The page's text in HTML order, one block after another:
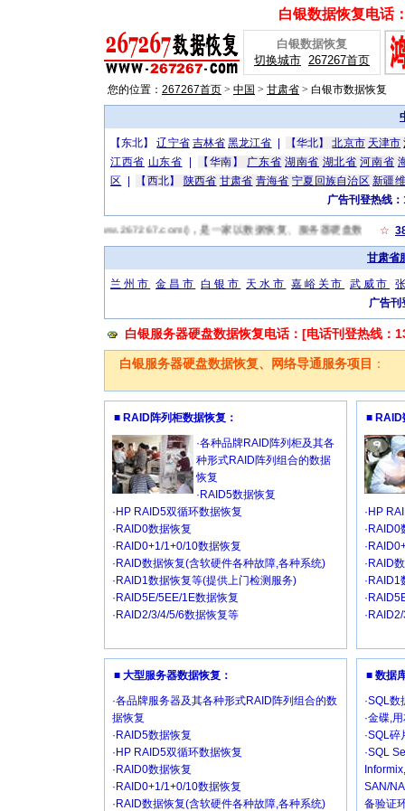
白银数据恢复电话
白银数据恢复
切换城市 267267首页
您的位置： 267267首页 > 中国 > 甘肃省 > 白银市数据恢复
【东北】辽宁省 吉林省 黑龙江省 【华北】北京市 天津市
江西省 山东省 【华南】 广东省 湖南省 湖北省 河南省
区
【西北】 陕西省 甘肃省 青海省 宁夏回族自治区 新疆
广告刊登热线
据恢复网(http://www.267267.com/)，是一家以数据恢复、服务器硬盘数据恢复
☆
甘肃省
兰州市 金昌市 白银市 天水市 嘉峪关市 武威市
广告
白银服务器硬盘数据恢复电话：[电话刊登热线：
白银服务器硬盘数据恢复、网络导通服务项目 ：
■ RAID阵列柜数据恢复：
·各种品牌RAID阵列柜及其各
种形式RAID阵列组合的数据
恢复
·RAID5数据恢复
·HP RAID5双循环数据恢复
·RAID0数据恢复
·RAID0+1/1+0/10数据恢复
·RAID数据恢复(含软硬件各种故障,各种系统)
·RAID1数据恢复等(提供上门检测服务)
·RAID5E/5EE/1E数据恢复
·RAID2/3/4/5/6数据恢复等
■ RAID
·HP
·RAID0
·RAID
■ 大型服务器数据恢复：
·各品牌服务器及其各种形式RAID阵列组合的数
据恢复
·RAID5数据恢复
·HP RAID5双循环数据恢复
·RAID0数据恢复
·RAID0+1/1+0/10数据恢复
·RAID数据恢复(含软硬件各种故障,各种系统)
■ 数据
·SQL
·金碟,
·SQL
·SQL
SAN/
备验证